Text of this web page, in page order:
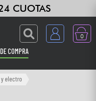
CUOTAS
0
COMPRA
electro